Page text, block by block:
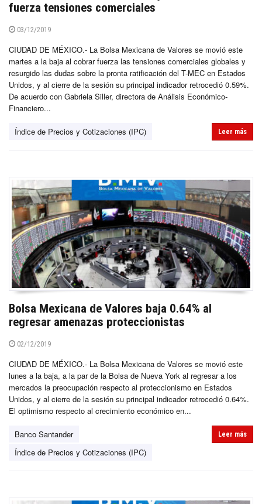
fuerza tensiones comerciales
03/12/2019
CIUDAD DE MÉXICO.- La Bolsa Mexicana de Valores se movió este
martes a la baja al cobrar fuerza las tensiones comerciales globales y
resurgido las dudas sobre la pronta ratificación del T-MEC en Estados
Unidos, y al cierre de la sesión su principal indicador retrocedió 0.59%.
De acuerdo con Gabriela Siller, directora de Análisis Económico-
Financiero...
Índice de Precios y Cotizaciones (IPC) Leer más
Bolsa Mexicana de Valores baja 0.64% al
regresar amenazas proteccionistas
02/12/2019
CIUDAD DE MÉXICO.- La Bolsa Mexicana de Valores se movió este
lunes a la baja, a la par de la Bolsa de Nueva York al regresar a los
mercados la preocupación respecto al proteccionismo en Estados
Unidos, y al cierre de la sesión su principal indicador retrocedió 0.64%.
El optimismo respecto al crecimiento económico en...
Banco Santander
Índice de Precios y Cotizaciones (IPC)
Leer más